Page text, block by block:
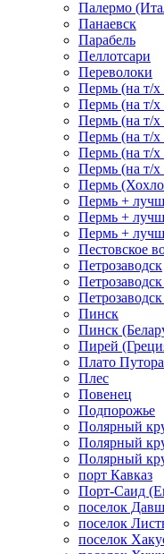
Палермо
Панаевск
Парабель
Пеллотсари
Переволоки
Пермь (на т/
Пермь (на т/
Пермь (на т/
Пермь (на т/
Пермь (на т/
Пермь (на т/
Пермь
Пермь +
Пермь +
Пермь +
Пестовское
Петрозаводск
Пинск
Пинск
Пирей
Плато
Плес
Повенец
Подпорожье
Полярный
Полярный
Полярный
порт Кавказ
Порт-Саид
поселок
поселок
поселок